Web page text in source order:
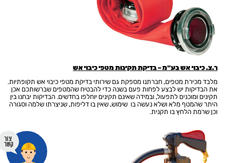
ר.צ. כיבוי אש בע"מ – בדיקת תקינות מטפי כיבוי אש
מלבד מכירת מטפים, חברתנו מספקת גם שירותי בדיקת מטפי כיבוי אש תקופתיות.
את הבדיקות יש לבצע לפחות פעם בשנה כדי להבטיח שהמטפים שברשותכם אכן
תקינים ומוכנים לתפעול, ובמידה שאינם תקינים יוחלפו בחדשים. הבדיקות יבחנו בין
היתר שהמטף מלא ושלא נעשה בו שימוש, שאין בו דליפות, שניצרתו שלמה וסגורה
וכן שרמת הלחץ בו תקנית.